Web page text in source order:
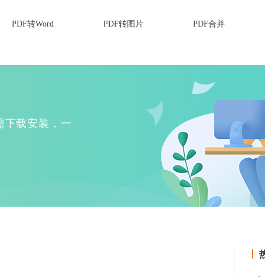
PDF转Word PDF转图片 PDF合并
下载安装，一